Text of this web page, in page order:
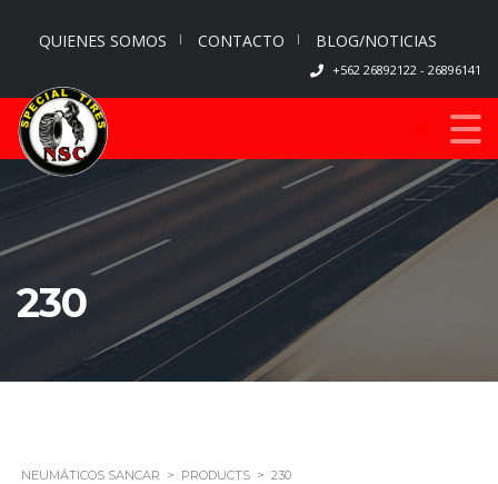
QUIENES SOMOS CONTACTO BLOG/NOTICIAS
+562 26892122 - 26896141
230
NEUMÁTICOS SANCAR > PRODUCTS > 230